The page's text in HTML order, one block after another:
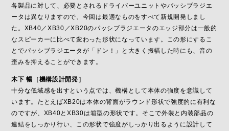
各製品に対して、必要とされるドライバーユニットやパッシブラジエ
ータは異なりますので、今回は最適なものをすべて新規開発しまし
た。XB40／XB30／XB20のパッシブラジエータのエッジ部分は一般的
なスピーカーに比べて変わった形状になっています。この形にするこ
とでパッシブラジエータが「ドン！」と大きく振幅した時にも、音の
歪みを抑えることができます。
木下 暢［機構設計開発］
十分な低域感を出すという点では、機構として本体の強度を意識して
います。たとえばXB20は本体の背面がラウンド形状で強度的に有利な
のですが、XB40とXB30は箱型の形状です。そこで外装と内装部品の
連結をしっかり行い、この形状で強度がしっかり出るように設計して